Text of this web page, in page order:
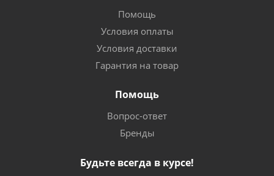
Помощь
Условия оплаты
Условия доставки
Гарантия на товар
Помощь
Вопрос-ответ
Бренды
Будьте всегда в курсе!